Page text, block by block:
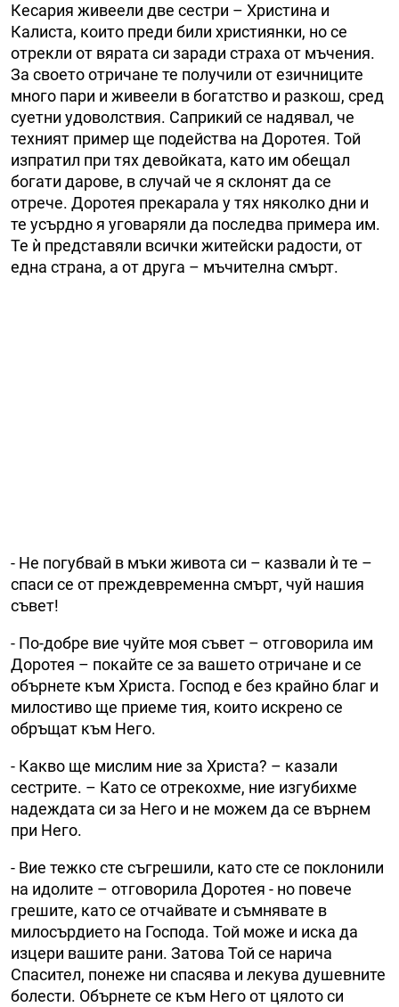
Кесария живеели две сестри – Христина и
Калиста, които преди били християнки, но се
отрекли от вярата си заради страха от мъчения.
За своето отричане те получили от езичниците
много пари и живеели в богатство и разкош, сред
суетни удоволствия. Саприкий се надявал, че
техният пример ще подейства на Доротея. Той
изпратил при тях девойката, като им обещал
богати дарове, в случай че я склонят да се
отрече. Доротея прекарала у тях няколко дни и
те усърдно я уговаряли да последва примера им.
Те ѝ представяли всички житейски радости, от
една страна, а от друга – мъчителна смърт.
- Не погубвай в мъки живота си – казвали ѝ те –
спаси се от преждевременна смърт, чуй нашия
съвет!
- По-добре вие чуйте моя съвет – отговорила им
Доротея – покайте се за вашето отричане и се
обърнете към Христа. Господ е без крайно благ и
милостиво ще приеме тия, които искрено се
обръщат към Него.
- Какво ще мислим ние за Христа? – казали
сестрите. – Като се отрекохме, ние изгубихме
надеждата си за Него и не можем да се върнем
при Него.
- Вие тежко сте съгрешили, като сте се поклонили
на идолите – отговорила Доротея - но повече
грешите, като се отчайвате и съмнявате в
милосърдието на Господа. Той може и иска да
изцери вашите рани. Затова Той се нарича
Спасител, понеже ни спасява и лекува душевните
болести. Обърнете се към Него от цялото си